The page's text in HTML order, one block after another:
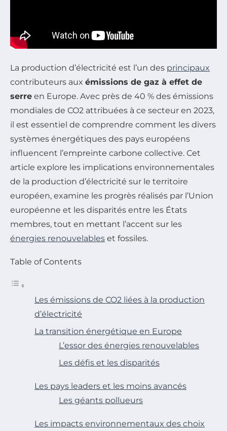
La production d’électricité est l’un des principaux
contributeurs aux émissions de gaz à effet de
serre en Europe. Avec près de 40 % des émissions
mondiales de CO2 attribuées à ce secteur en 2023,
il est essentiel de comprendre comment les divers
systèmes énergétiques des pays européens
influencent l’empreinte carbone collective. Cet
article explore les implications environnementales
de la production d’électricité sur le territoire
européen, examine les progrès réalisés par l’Union
européenne et les disparités entre les États
membres, tout en mettant l’accent sur les
énergies renouvelables et fossiles.
Table of Contents
Les émissions de CO2 liées à la production
d’électricité
La transition énergétique en Europe
L’essor des énergies renouvelables
Les défis et les disparités
Les pays leaders et les moins avancés
Les géants pollueurs
Les impacts environnementaux des choix